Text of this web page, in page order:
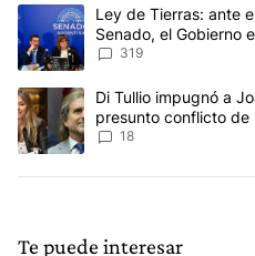
Un artículo de tendencia con el
Ley de Tierras: ante
Senado, el Gobierno
del proyecto
319
Un artículo de tendencia con el
Di Tullio impugnó a
presunto conflicto de
Ley de Tierras
18